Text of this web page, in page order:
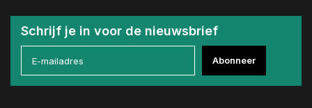
Schrijf je in voor de nieuwsbrief
Abonneer